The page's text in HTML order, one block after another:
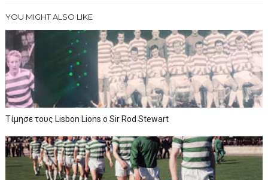
YOU MIGHT ALSO LIKE
Τίμησε τους Lisbon Lions ο Sir Rod Stewart